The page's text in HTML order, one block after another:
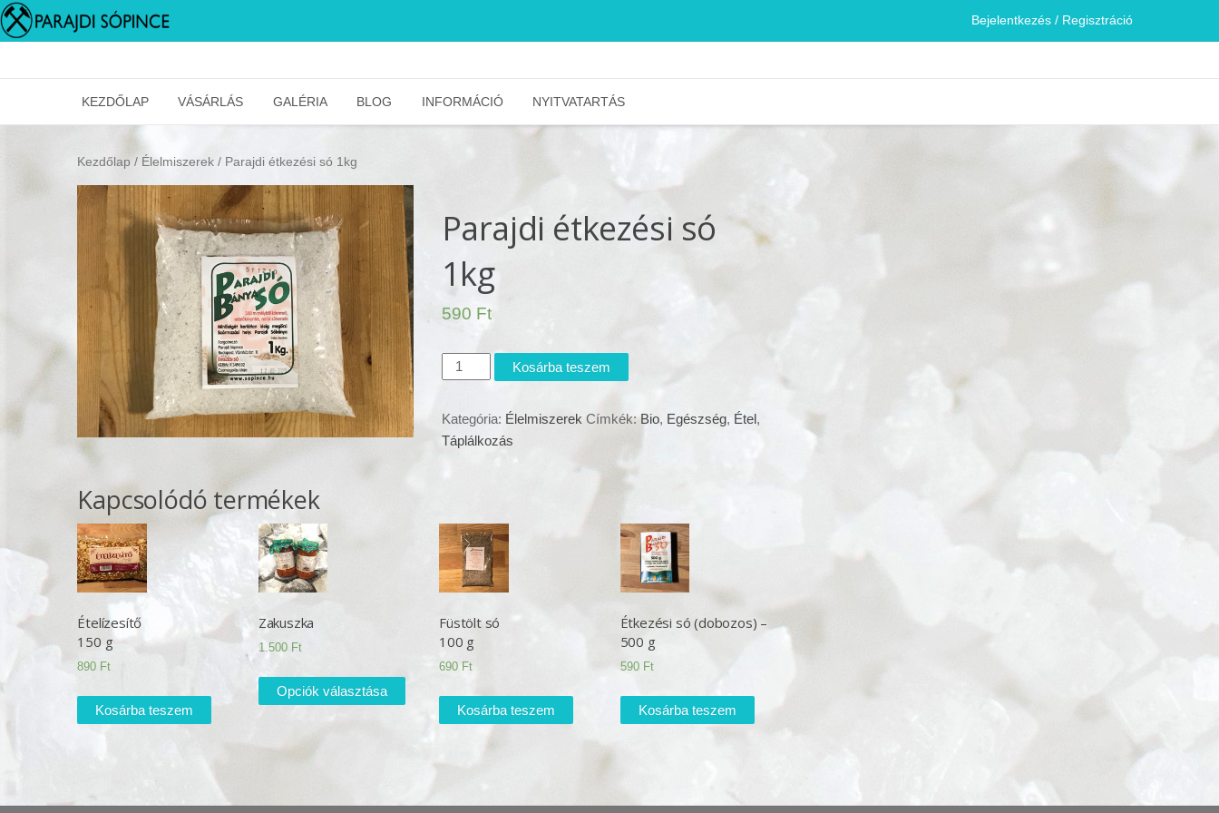
Skip
to
Bejelentkezés / Regisztráció
KEZDŐLAP VÁSÁRLÁS GALÉRIA BLOG INFORMÁCIÓ NYITVATARTÁS
Kezdőlap / Élelmiszerek / Parajdi étkezési só 1kg
Parajdi étkezési só
1kg
590 Ft
Parajdi
étkezési
1kg
mennyiség
Kosárba teszem
Kategória: Élelmiszerek Címkék:Bio, Egészség, Étel,
Táplálkozás
Kapcsolódó termékek
Ételízesítő
150 g
890 Ft
Kosárba teszem
Zakuszka
1.500 Ft
Opciók választása
Füstölt só
100 g
690 Ft
Kosárba teszem
Étkezési só (dobozos) –
500 g
590 Ft
Kosárba teszem